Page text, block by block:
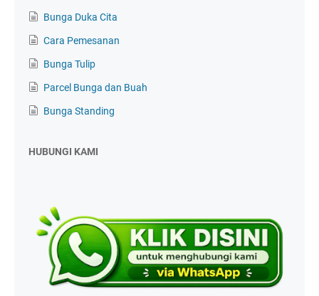
Bunga Duka Cita
Cara Pemesanan
Bunga Tulip
Parcel Bunga dan Buah
Bunga Standing
HUBUNGI KAMI